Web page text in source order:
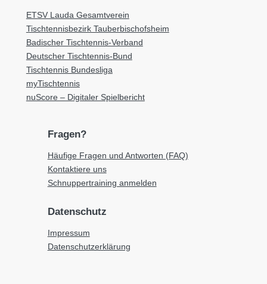
ETSV Lauda Gesamtverein
Tischtennisbezirk Tauberbischofsheim
Badischer Tischtennis-Verband
Deutscher Tischtennis-Bund
Tischtennis Bundesliga
myTischtennis
nuScore – Digitaler Spielbericht
Fragen?
Häufige Fragen und Antworten (FAQ)
Kontaktiere uns
Schnuppertraining anmelden
Datenschutz
Impressum
Datenschutzerklärung